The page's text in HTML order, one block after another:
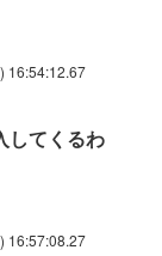
16:54:12.67
してくるわ
16:57:08.27